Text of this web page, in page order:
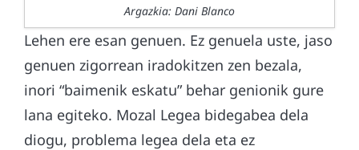
Argazkia: Dani Blanco
Lehen ere esan genuen. Ez genuela uste, jaso
genuen zigorrean iradokitzen zen bezala,
inori “baimenik eskatu” behar genionik gure
lana egiteko. Mozal Legea bidegabea dela
diogu, problema legea dela eta ez